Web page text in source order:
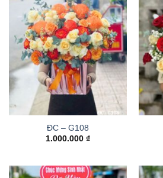
ĐC – G108
1.000.000 ₫